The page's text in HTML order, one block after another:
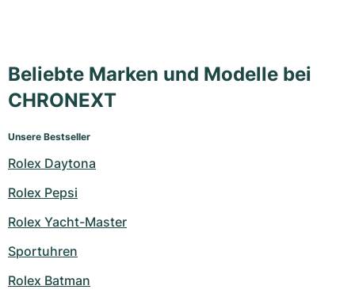
Beliebte Marken und Modelle bei
CHRONEXT
Unsere Bestseller
Rolex Daytona
Rolex Pepsi
Rolex Yacht-Master
Sportuhren
Rolex Batman